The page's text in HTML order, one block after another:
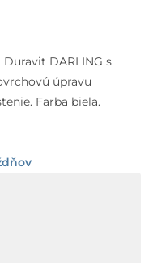
€
€
DARLING s
úpravu
Farba biela.